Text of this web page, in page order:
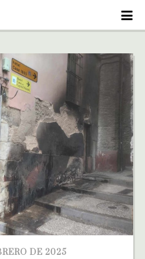
DE 2025